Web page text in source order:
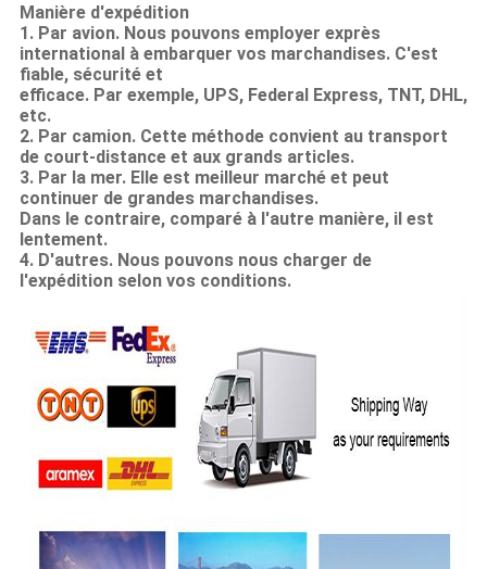
Manière d'expédition
1. Par avion. Nous pouvons employer exprès
international à embarquer vos marchandises. C'est
fiable, sécurité et
efficace. Par exemple, UPS, Federal Express, TNT, DHL,
etc.
2. Par camion. Cette méthode convient au transport
de court-distance et aux grands articles.
3. Par la mer. Elle est meilleur marché et peut
continuer de grandes marchandises.
Dans le contraire, comparé àl'autre manière,il est
lentement.
4. D'autres. Nous pouvons nous charger de
l'expédition selon vos conditions.